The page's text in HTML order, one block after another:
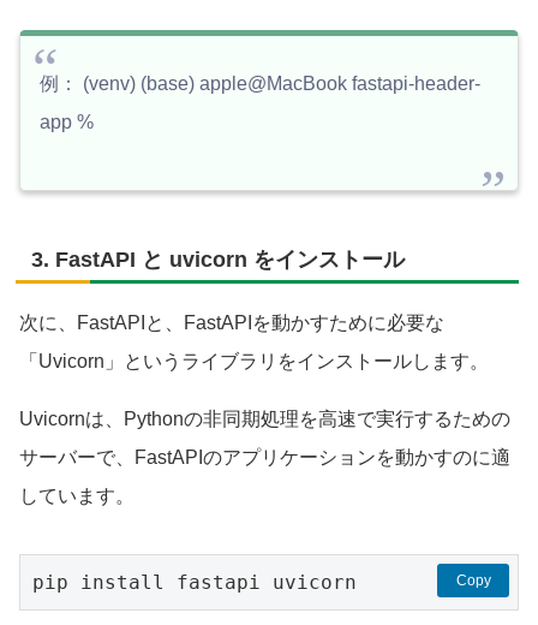
例： (venv) (base) apple@MacBook fastapi-header-
app %
3. FastAPI と uvicorn をインストール
次に、FastAPIと、FastAPIを動かすために必要な
「Uvicorn」というライブラリをインストールします。
Uvicornは、Pythonの非同期処理を高速で実行するための
サーバーで、FastAPIのアプリケーションを動かすのに適
しています。
pip install fastapi uvicorn Copy